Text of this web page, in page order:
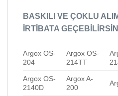
BASKILI VE ÇOKLU
İRTİBATA
Argox OS-
204
Argox OS-
214TT
Argox OS-
2140D
Argox A-
200